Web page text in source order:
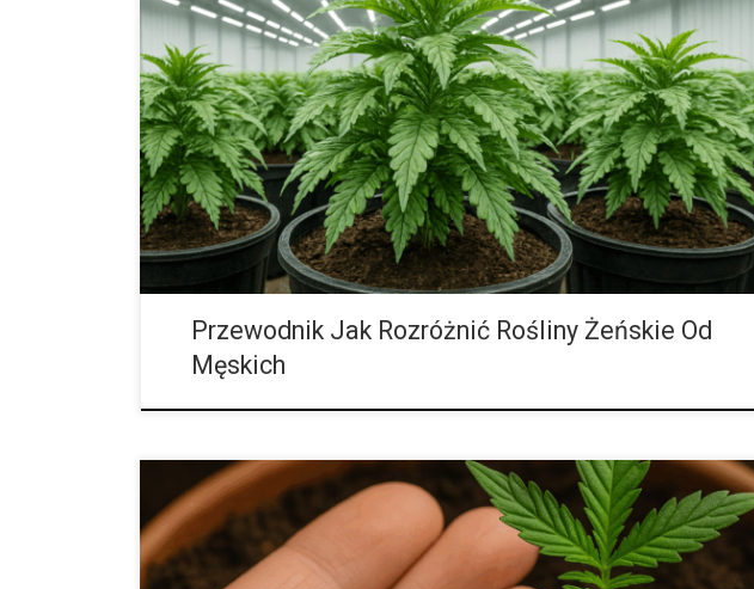
Płeć roślin: kompletny przewodnik jak rozpoznać rośliny męskie i żeńskie Nie każdy
początkujący hodowca zdaje sobie sprawę, że rośliny mają płcie, a odróżnienie ich od
siebie to jeden z kluczowych elementów uprawy. To właśnie rośliny żeńskie są
najbardziej pożądane, ponieważ wytwarzają kwiaty bogate w żywicę i substancje
aktywne. Rośliny męskie produkują wyłącznie pyłek i mogą obniżyć jakość plonów
poprzez zapylenie samic. Świadomość, jak rozpoznać płeć roślin, pozwala na
efektywną selekcję […]
Przewodnik Jak Rozróżnić Rośliny Żeńskie Od
Męskich